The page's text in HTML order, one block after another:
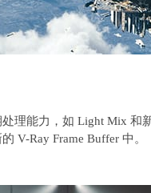
理能力，如 Light Mix 和
V-Ray Frame Buffer 中。